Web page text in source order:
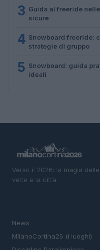
3 Guida al freeride
sicure
4 Snowboard freeride:
strategie di gruppo
5 Snowboard: guida
ideali
Verso il 2026: la magia
vette e la città.
News
MIlanoCortina26 (i luoghi)